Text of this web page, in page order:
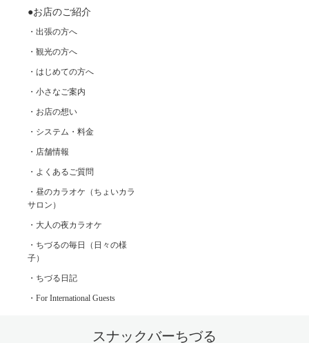
●お店のご紹介
・出張の方へ
・観光の方へ
・はじめての方へ
・小さなご案内
・お店の想い
・システム・料金
・店舗情報
・よくあるご質問
・昼のカラオケ（ちょいカラ
サロン）
・大人の夜カラオケ
・ちづるの毎日（日々の様
子）
・ちづる日記
・For International Guests
スナックバーちづる